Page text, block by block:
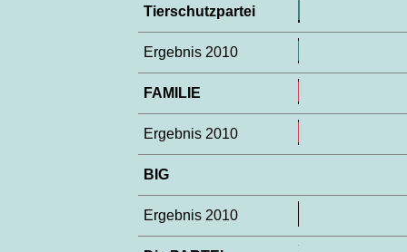
Tierschutzpartei
Ergebnis 2010
FAMILIE
Ergebnis 2010
BIG
Ergebnis 2010